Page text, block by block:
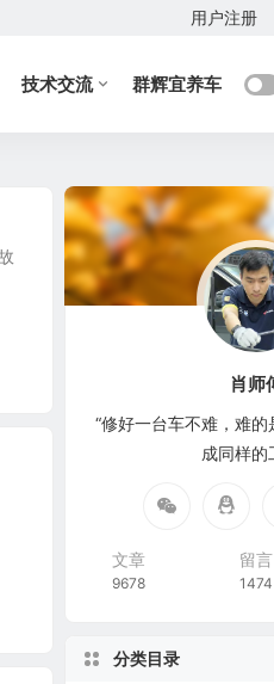
用户注册
技术交流 群辉宜养车
肖师
“修好一台车不难，难
成同样的
文章
9678
留言
1474
分类目录